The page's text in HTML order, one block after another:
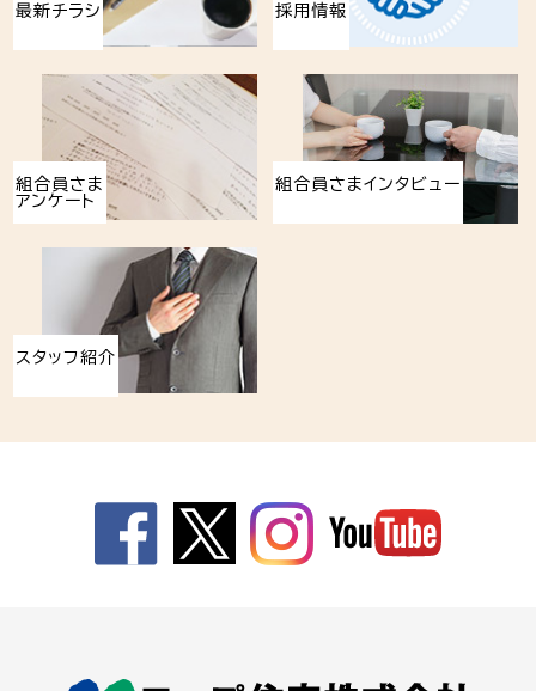
最新チラシ 採用情報
組合員さま
アンケート
組合員さまインタビュー
スタッフ紹介